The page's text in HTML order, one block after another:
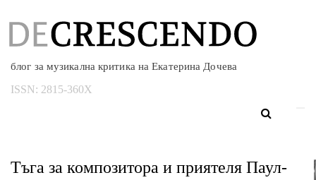
блог за музикална критика на Екатерина Дочева
ISSN: 2815-360X
Тъга за композитора и приятеля Паул-